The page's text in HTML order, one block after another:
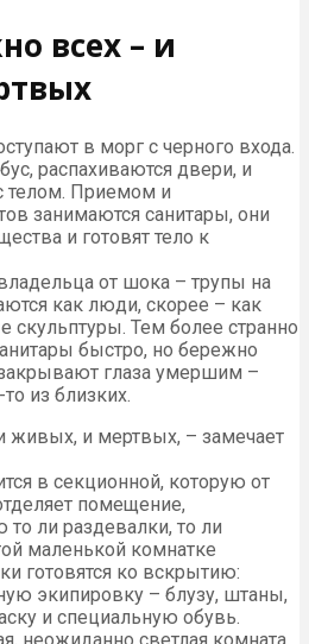
всех – и
в морг с черного входа.
распахиваются двери, и
телом. Приемом и
занимаются санитары, они
и готовят тело к
от шока – трупы на
как люди, скорее – как
Тем более странно
быстро, но бережно
глаза умершим –
из близких.
живых, и мертвых, – замечает
в секционной, которую от
помещение,
ли раздевалки, то ли
маленькой комнатке
готовятся ко вскрытию:
экипировку – блузу, штаны,
и специальную обувь.
неожиданно светлая комната.